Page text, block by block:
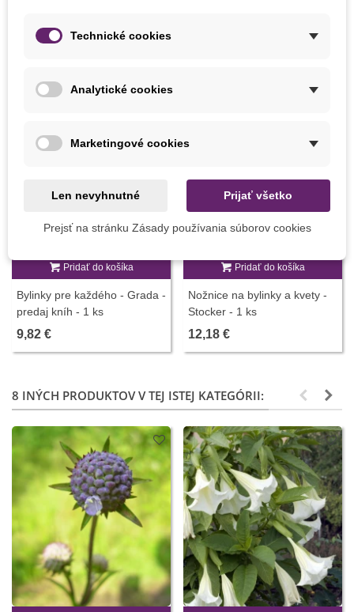
MOHLI BYSTE EŠTE POTREBOVAŤ
Pridať do košíka
Bylinky pre každého - Grada -
predaj kníh - 1 ks
9,82 €
Pridať do košíka
Nožnice na bylinky a kvety -
Stocker - 1 ks
12,18 €
8 INÝCH PRODUKTOV V TEJ ISTEJ KATEGÓRII:
Technické cookies
Analytické cookies
Marketingové cookies
Len nevyhnutné Prijať všetko
Prejsť na stránku Zásady používania súborov cookies